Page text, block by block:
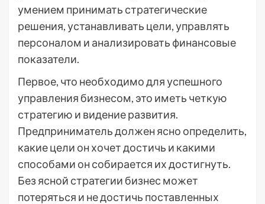
умением принимать стратегические
решения, устанавливать цели, управлять
персоналом и анализировать финансовые
показатели.
Первое, что необходимо для успешного
управления бизнесом, это иметь четкую
стратегию и видение развития.
Предприниматель должен ясно определить,
какие цели он хочет достичь и какими
способами он собирается их достигнуть.
Без ясной стратегии бизнес может
потеряться и не достичь поставленных